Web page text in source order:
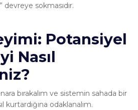
devreye sokmasıdır.
Potansiyel
Nasıl
bırakalım ve sistemin sahada bir
odaklanalım.